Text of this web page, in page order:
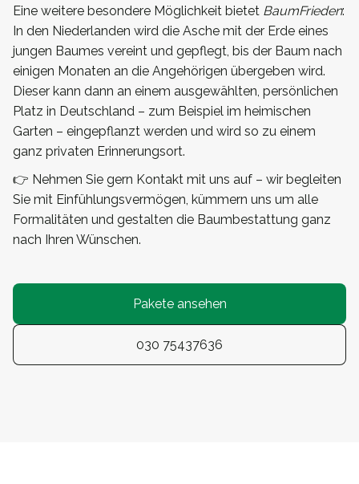
Eine weitere besondere Möglichkeit bietet BaumFrieden:
In den Niederlanden wird die Asche mit der Erde eines
jungen Baumes vereint und gepflegt, bis der Baum nach
einigen Monaten an die Angehörigen übergeben wird.
Dieser kann dann an einem ausgewählten, persönlichen
Platz in Deutschland – zum Beispiel im heimischen
Garten – eingepflanzt werden und wird so zu einem
ganz privaten Erinnerungsort.
👉 Nehmen Sie gern Kontakt mit uns auf – wir begleiten
Sie mit Einfühlungsvermögen, kümmern uns um alle
Formalitäten und gestalten die Baumbestattung ganz
nach Ihren Wünschen.
Pakete ansehen
030 75437636